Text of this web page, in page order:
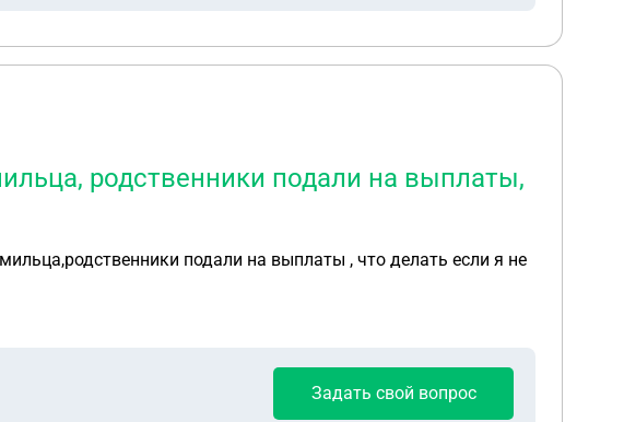
родственники подали на выплаты,
подали на выплаты , что делать если я не
Задать свой вопрос